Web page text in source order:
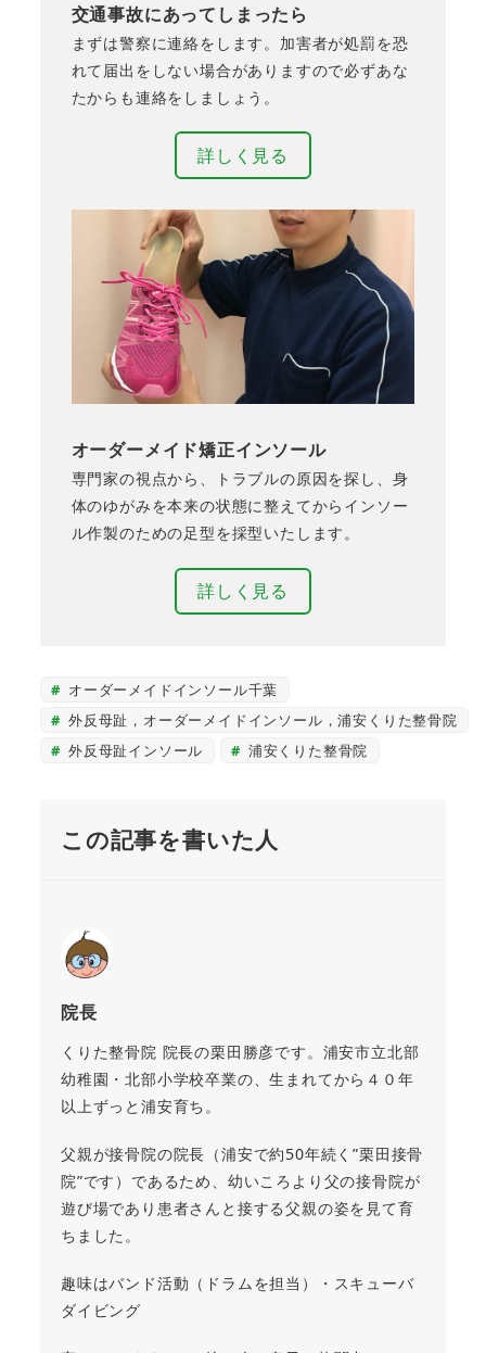
交通事故にあってしまったら
まずは警察に連絡をします。加害者が処罰を恐
れて届出をしない場合がありますので必ずあな
たからも連絡をしましょう。
詳しく見る
オーダーメイド矯正インソール
専門家の視点から、トラブルの原因を探し、身
体のゆがみを本来の状態に整えてからインソー
ル作製のための足型を採型いたします。
詳しく見る
オーダーメイドインソール千葉
外反母趾，オーダーメイドインソール，浦安くりた整骨院
外反母趾インソール
浦安くりた整骨院
この記事を書いた人
院長
くりた整骨院 院長の栗田勝彦です。浦安市立北部
幼稚園・北部小学校卒業の、生まれてから４０年
以上ずっと浦安育ち。
父親が接骨院の院長（浦安で約50年続く”栗田接骨
院”です）であるため、幼いころより父の接骨院が
遊び場であり患者さんと接する父親の姿を見て育
ちました。
趣味はバンド活動（ドラムを担当）・スキューバ
ダイビング